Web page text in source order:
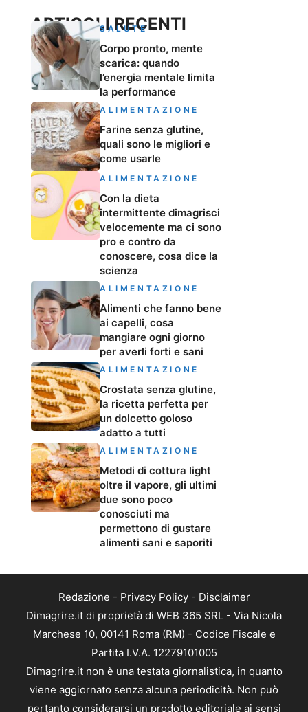
ARTICOLI RECENTI
SALUTE
Corpo pronto, mente
scarica: quando
l’energia mentale limita
la performance
ALIMENTAZIONE
Farine senza glutine,
quali sono le migliori e
come usarle
ALIMENTAZIONE
Con la dieta
intermittente dimagrisci
velocemente ma ci sono
pro e contro da
conoscere, cosa dice la
scienza
ALIMENTAZIONE
Alimenti che fanno bene
ai capelli, cosa
mangiare ogni giorno
per averli forti e sani
ALIMENTAZIONE
Crostata senza glutine,
la ricetta perfetta per
un dolcetto goloso
adatto a tutti
ALIMENTAZIONE
Metodi di cottura light
oltre il vapore, gli ultimi
due sono poco
conosciuti ma
permettono di gustare
alimenti sani e saporiti
Redazione - Privacy Policy- Disclaimer
Dimagrire.it di proprietà di WEB 365 SRL - Via Nicola
Marchese 10, 00141 Roma (RM) - Codice Fiscale e
Partita I.V.A. 12279101005
Dimagrire.it non è una testata giornalistica, in quanto
viene aggiornato senza alcuna periodicità. Non può
pertanto considerarsi un prodotto editoriale ai sensi